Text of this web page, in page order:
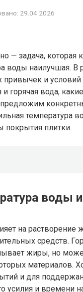
29.04.2026
— задача, которая
воды наилучшая. В
привычек и
и горячая вода,
температура
покрытия плитки.
воды
на
средств.
жиры, но
материалов.
и для
усилия и времени